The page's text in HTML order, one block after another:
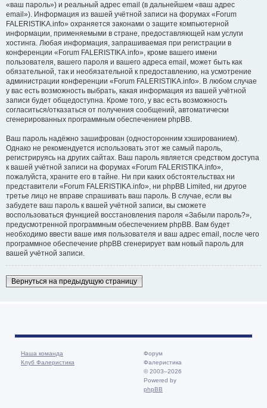
«ваш пароль») и реальный адрес email (в дальнейшем «ваш адрес
email»). Информация из вашей учётной записи на форумах «Forum
FALERISTIKA.info» охраняется законами о защите компьютерной
информации, применяемыми в стране, предоставляющей нам услуги
хостинга. Любая информация, запрашиваемая при регистрации в
конференции «Forum FALERISTIKA.info», кроме вашего имени
пользователя, вашего пароля и вашего адреса email, может быть как
обязательной, так и необязательной к предоставлению, на усмотрение
администрации конференции «Forum FALERISTIKA.info». В любом случае
у вас есть возможность выбрать, какая информация из вашей учётной
записи будет общедоступна. Кроме того, у вас есть возможность
согласиться/отказаться от получения сообщений, автоматически
сгенерированных программным обеспечением phpBB.
Ваш пароль надёжно зашифрован (односторонним хэшированием).
Однако не рекомендуется использовать этот же самый пароль,
регистрируясь на других сайтах. Ваш пароль является средством доступа
к вашей учётной записи на форумах «Forum FALERISTIKA.info»,
пожалуйста, храните его в тайне. Ни при каких обстоятельствах ни
представители «Forum FALERISTIKA.info», ни phpBB Limited, ни другое
третье лицо не вправе спрашивать ваш пароль. В случае, если вы
забудете ваш пароль к вашей учётной записи, вы сможете
воспользоваться функцией восстановления пароля «Забыли пароль?»,
предусмотренной программным обеспечением phpBB. Вам будет
необходимо ввести ваше имя пользователя и ваш адрес email, после чего
программное обеспечение phpBB сгенерирует вам новый пароль для
вашей учётной записи.
Вернуться на предыдущую страницу
Наша команда
Клуб Фалеристика
Форум
Фалеристика
© 2003–2026
Powered by
phpBB